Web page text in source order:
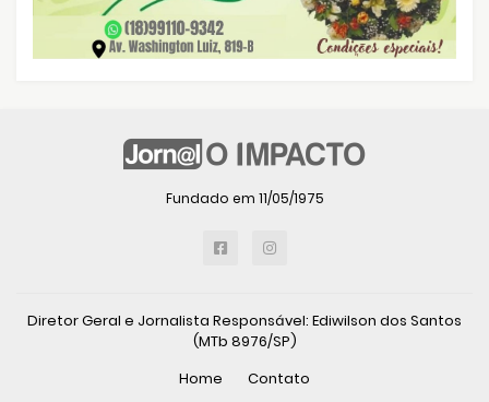
Fundado em 11/05/1975
Diretor Geral e Jornalista Responsável: Ediwilson dos Santos
(MTb 8976/SP)
Home
Contato